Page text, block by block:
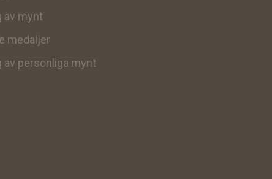
av mynt
medaljer
av personliga mynt